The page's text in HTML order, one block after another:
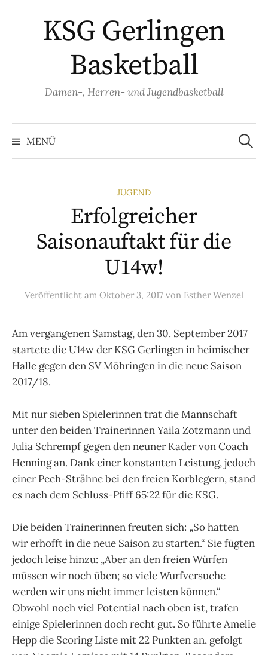
KSG Gerlingen
Basketball
Damen-, Herren- und Jugendbasketball
MENÜ
Suchen
nach:
JUGEND
Erfolgreicher
Saisonauftakt für die
U14w!
Veröffentlicht am Oktober 3, 2017 von Esther Wenzel
Am vergangenen Samstag, den 30. September 2017
startete die U14w der KSG Gerlingen in heimischer
Halle gegen den SV Möhringen in die neue Saison
2017/18.
Mit nur sieben Spielerinnen trat die Mannschaft
unter den beiden Trainerinnen Yaila Zotzmann und
Julia Schrempf gegen den neuner Kader von Coach
Henning an. Dank einer konstanten Leistung, jedoch
einer Pech-Strähne bei den freien Korblegern, stand
es nach dem Schluss-Pfiff 65:22 für die KSG.
Die beiden Trainerinnen freuten sich: „So hatten
wir erhofft in die neue Saison zu starten.“ Sie fügten
jedoch leise hinzu: „Aber an den freien Würfen
müssen wir noch üben; so viele Wurfversuche
werden wir uns nicht immer leisten können.“
Obwohl noch viel Potential nach oben ist, trafen
einige Spielerinnen doch recht gut. So führte Amelie
Hepp die Scoring Liste mit 22 Punkten an, gefolgt